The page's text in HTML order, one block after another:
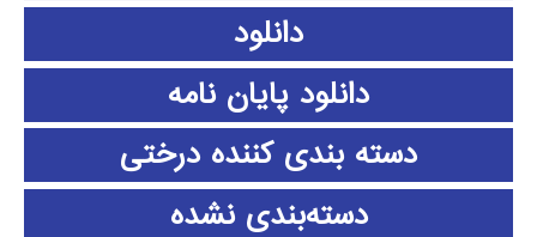
دانلود
دانلود پايان نامه
دسته بندی کننده درختی
دسته‌بندی نشده